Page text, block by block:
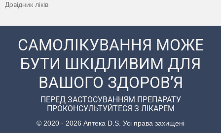
Довідник ліків
САМОЛІКУВАННЯ МОЖЕ
БУТИ ШКІДЛИВИМ ДЛЯ
ВАШОГО ЗДОРОВ’Я
ПЕРЕД ЗАСТОСУВАННЯМ ПРЕПАРАТУ
ПРОКОНСУЛЬТУЙТЕСЯ З ЛІКАРЕМ
© 2020 - 2026 Аптека D.S. Усі права захищені